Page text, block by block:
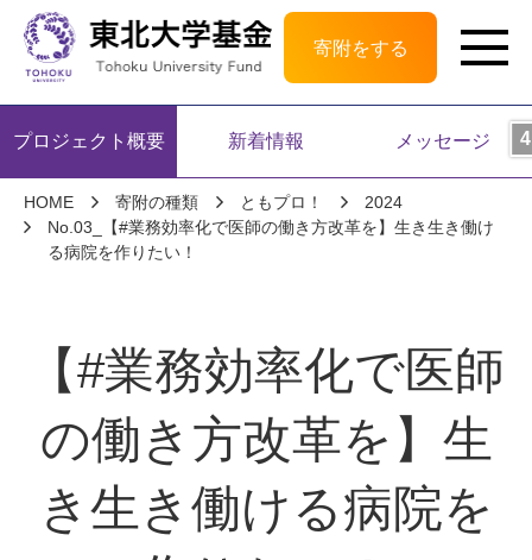
寄附をする
HOME 寄附の種類 ともプロ！
2024
No.03_【#業務効率化で医師の働き方改革を】生き生き働け
る病院を作りたい！
【#業務効率化で医師
の働き方改革を】生
き生き働ける病院を
プロジェクト概要 新着情報 メッセージ